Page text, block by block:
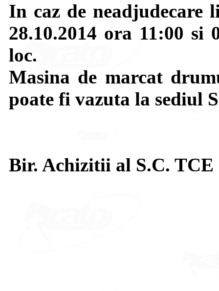
In caz de neadjudecare
28.10.2014 ora 11:00 si
loc.
Masina de marcat
poate fi vazuta la sediul
Bir. Achizitii al S.C. TCE